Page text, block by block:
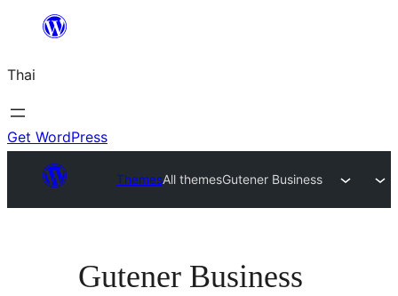
ยัง
เนื้อหา
Thai
Get WordPress
ThemesAll themesGutener Business
Gutener Business